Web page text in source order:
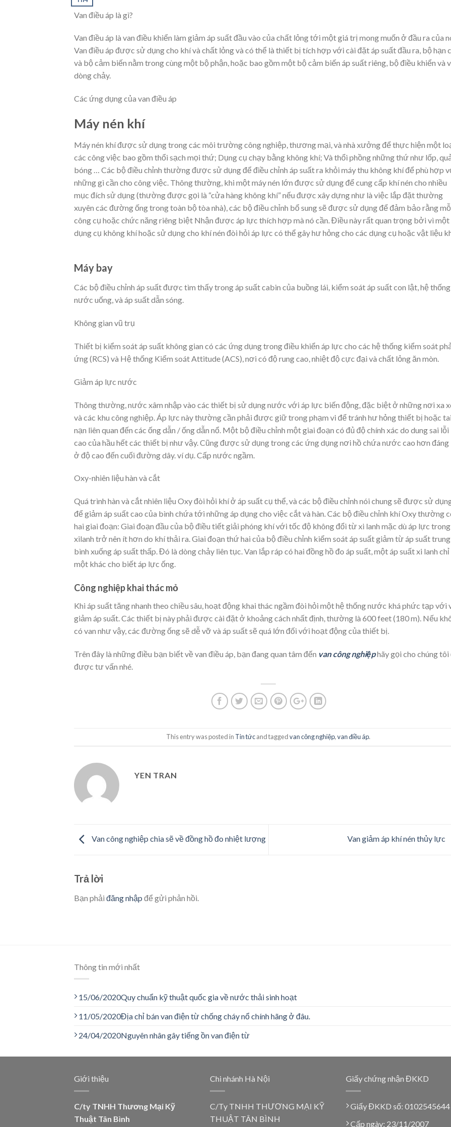
Van điều áp là gì?
Van điều áp là van điều khiển làm giảm áp suất đầu vào của chất lỏng tới một giá trị mong muốn ở đầu ra của
Van điều áp được sử dụng cho khí và chất lỏng và có thể là thiết bị tích hợp với cài đặt áp suất đầu ra, bộ hạn
và bộ cảm biến nằm trong cùng một bộ phận, hoặc bao gồm một bộ cảm biến áp suất riêng, bộ điều khiển và
dòng chảy.
Các ứng dụng của van điều áp
Máy nén khí
Máy nén khí được sử dụng trong các môi trường công nghiệp, thương mại, và nhà xưởng để thực hiện một
các công việc bao gồm thổi sạch mọi thứ; Dụng cụ chạy bằng không khí; Và thổi phồng những thứ như lốp,
bóng … Các bộ điều chỉnh thường được sử dụng để điều chỉnh áp suất ra khỏi máy thu không khí để phù hợp
những gì cần cho công việc. Thông thường, khi một máy nén lớn được sử dụng để cung cấp khí nén cho nhiều
mục đích sử dụng (thường được gọi là “cửa hàng không khí” nếu được xây dựng như là việc lắp đặt thường
xuyên các đường ống trong toàn bộ tòa nhà), các bộ điều chỉnh bổ sung sẽ được sử dụng để đảm bảo rằng
công cụ hoặc chức năng riêng biệt Nhận được áp lực thích hợp mà nó cần. Điều này rất quan trọng bởi vì một
dụng cụ không khí hoặc sử dụng cho khí nén đòi hỏi áp lực có thể gây hư hỏng cho các dụng cụ hoặc vật liệu
Máy bay
Các bộ điều chỉnh áp suất được tìm thấy trong áp suất cabin của buồng lái, kiểm soát áp suất con lật, hệ thống
nước uống, và áp suất dẫn sóng.
Không gian vũ trụ
Thiết bị kiểm soát áp suất không gian có các ứng dụng trong điều khiển áp lực cho các hệ thống kiểm soát
ứng (RCS) và Hệ thống Kiểm soát Attitude (ACS), nơi có độ rung cao, nhiệt độ cực đại và chất lỏng ăn mòn.
Giảm áp lực nước
Thông thường, nước xâm nhập vào các thiết bị sử dụng nước với áp lực biến động, đặc biệt ở những nơi xa
và các khu công nghiệp. Áp lực này thường cần phải được giữ trong phạm vi để tránh hư hỏng thiết bị hoặc tai
nạn liên quan đến các ống dẫn / ống dẫn nổ. Một bộ điều chỉnh một giai đoạn có đủ độ chính xác do dung sai lỗi
cao của hầu hết các thiết bị như vậy. Cũng được sử dụng trong các ứng dụng nơi hồ chứa nước cao hơn đáng
ở độ cao đến cuối đường dây. ví dụ. Cấp nước ngầm.
Oxy-nhiên liệu hàn và cắt
Quá trình hàn và cắt nhiên liệu Oxy đòi hỏi khí ở áp suất cụ thể, và các bộ điều chỉnh nói chung sẽ được sử
để giảm áp suất cao của bình chứa tới những áp dụng cho việc cắt và hàn. Các bộ điều chỉnh khí Oxy thường
hai giai đoạn: Giai đoạn đầu của bộ điều tiết giải phóng khí với tốc độ không đổi từ xi lanh mặc dù áp lực trong
xilanh trở nên ít hơn do khí thải ra. Giai đoạn thứ hai của bộ điều chỉnh kiểm soát áp suất giảm từ áp suất trung
bình xuống áp suất thấp. Đó là dòng chảy liên tục. Van lắp ráp có hai đồng hồ đo áp suất, một áp suất xi lanh
một khác cho biết áp lực ống.
Công nghiệp khai thác mỏ
Khi áp suất tăng nhanh theo chiều sâu, hoạt động khai thác ngầm đòi hỏi một hệ thống nước khá phức tạp với
giảm áp suất. Các thiết bị này phải được cài đặt ở khoảng cách nhất định, thường là 600 feet (180 m). Nếu
có van như vậy, các đường ống sẽ dễ vỡ và áp suất sẽ quá lớn đối với hoạt động của thiết bị.
Trên đây là những điều bạn biết về van điều áp, bạn đang quan tâm đến van công nghiệphãy gọi cho chúng tôi
được tư vấn nhé.
This entry was posted in Tin tứcand taggedvan công nghiệp,van điều áp.
YEN TRAN
Van công nghiệp chia sẽ về đồng hồ đo nhiệt lượng Van giảm áp khí nén thủy lực
Trả lời
Bạn phải đăng nhập để gửi phản hồi.
Thông tin mới nhất
15/06/2020Quy chuẩn kỹ thuật quốc gia về nước thải sinh hoạt
11/05/2020Địa chỉ bán van điện từ chống cháy nổ chính hãng ở đâu.
24/04/2020Nguyên nhân gây tiếng ồn van điện từ
Giới thiệu
C/ty TNHH Thương Mại Kỹ
Thuật Tân Bình
Chi nhánh Hà Nội
C/Ty TNHH THƯƠNG MẠI KỸ
THUẬT TÂN BÌNH
Giấy chứng nhận ĐKKD
Giấy ĐKKD số: 0102545644
Cấp ngày: 23/11/2007